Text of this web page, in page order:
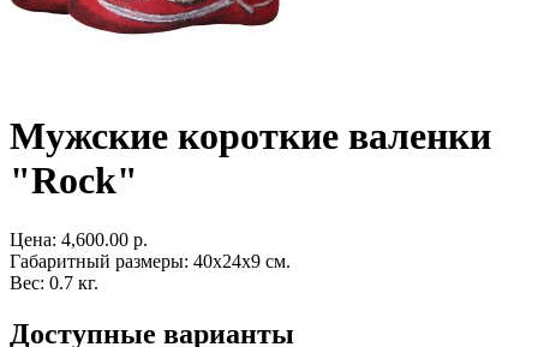
Мужские короткие валенки
"Rock"
Цена: 4,600.00 р.
Габаритный размеры: 40x24x9 см.
Вес: 0.7 кг.
Доступные варианты